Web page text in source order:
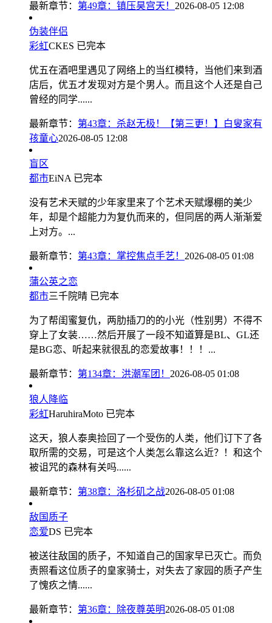
最新章节： 第49章：镇压昊宫天！ 2026-08-05 12:08
伪装伴侣
彩虹CKES 已完本
优五在酒吧里遇见了网络上的当红模特，当他们来到酒
店后，优五才发现对方是个男人。而且这个人还是自己
曾经的同学......
最新章节： 第43章：杀赵无极！【第三更！】白叟家有
孩童心2026-08-05 12:08
盲区
都市EiNA 已完本
没有艺术天赋的少年家里来了个艺术天赋爆棚的美少
年，却是个超能力为复仇而来的，但同居的两人渐渐爱
上对方。...
最新章节： 第43章：掌控焦点手艺！ 2026-08-05 01:08
蒲公英之恋
都市三千院晴 已完本
为了帮闺蜜复仇，两肋插刀的的小光（性别男）不得不
穿上了女装……然后开展了一段不知道算是BL、GL还
是BG恋、听起来就很乱的恋爱故事！！！...
最新章节： 第134章：洪潮军团！ 2026-08-05 01:08
狼人降临
彩虹HaruhiraMoto 已完本
这天，狼人泰奥捡回了一个受伤的人类，他们订下了各
取所需的交易，可是这个人类怎么靠这么近？！和这个
被诅咒的森林有关吗......
最新章节： 第38章：洛杉矶之战2026-08-05 01:08
敌国质子
恋爱DS 已完本
被送往敌国的质子，不知道自己的国家早已灭亡。而负
责照看这位质子的皇家骑士，对失去了家园的质子产生
了愧疚之情......
最新章节： 第36章：除夜尊英明2026-08-05 01:08